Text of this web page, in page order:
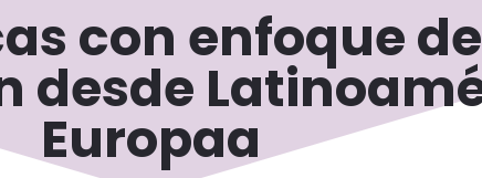
con enfoque
desde
Europaa